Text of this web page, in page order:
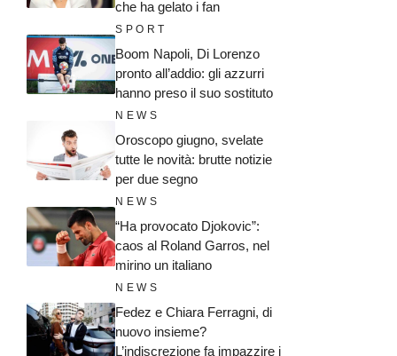
che ha gelato i fan
SPORT
Boom Napoli, Di Lorenzo
pronto all’addio: gli azzurri
hanno preso il suo sostituto
NEWS
Oroscopo giugno, svelate
tutte le novità: brutte notizie
per due segno
NEWS
“Ha provocato Djokovic”:
caos al Roland Garros, nel
mirino un italiano
NEWS
Fedez e Chiara Ferragni, di
nuovo insieme?
L’indiscrezione fa impazzire i